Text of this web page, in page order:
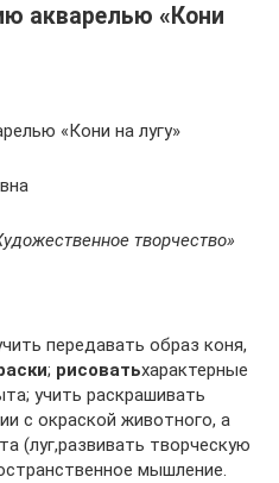
акварелью «Кони
«Кони на лугу»
творчество»
передавать образ коня,
; рисоватьхарактерные
учить раскрашивать
с окраской животного, а
(луг,развивать творческую
мышление.